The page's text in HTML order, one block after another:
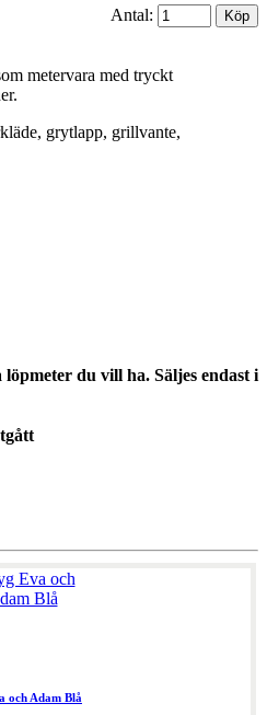
Antal:
metervara med tryckt
grytlapp, grillvante,
du vill ha. Säljes endast i
och Adam Blå